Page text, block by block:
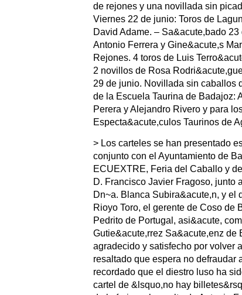
de rejones y una novillada sin
Viernes 22 de junio: Toros de
David Adame. – Sa&acute,bado
Antonio Ferrera y Gine&acute,s
Rejones. 4 toros de Luis
2 novillos de Rosa
29 de junio. Novillada sin caballos
de la Escuela Taurina de Badajoz:
Perera y Alejandro Rivero y para
Especta&acute,culos Taurinos de
> Los carteles se han presentado
conjunto con el Ayuntamiento de
ECUEXTRE, Feria del Caballo y
D. Francisco Javier Fragoso, junto
Dn~a. Blanca Subira&acute,n, y el
Rioyo Toro, el gerente de Coso de
Pedrito de Portugal, asi&acute,
Gutie&acute,rrez Sa&acute,enz de
agradecido y satisfecho por volver
resaltado que espera no defraudar
recordado que el diestro luso ha
cartel de &lsquo,no hay